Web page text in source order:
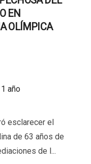
EN
OLÍMPICA
año
esclarecer el
de 63 años de
de l...